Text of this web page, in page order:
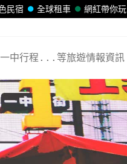
網紅帶你玩
全球租車
民宿
一中行程...等旅遊情報資訊